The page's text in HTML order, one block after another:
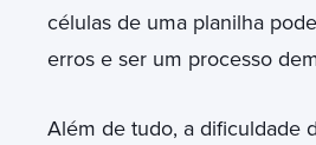
células de uma planilha
erros e ser um processo
Além de tudo, a dificuldade